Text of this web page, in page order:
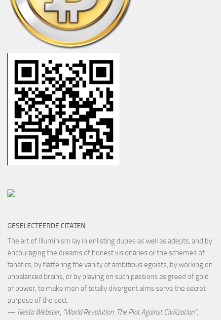
GESELECTEERDE CITATEN
The art of Illuminism lay in enlisting dupes as well as adepts, and by
encouraging the dreams of honest visionaries or the schemes of
fanatics, by flattering the vanity of ambitious egoists, by working on
unbalanced brains, or by playing on such passions as greed of gold
or power, to make men of totally divergent aims serve the secret
purpose of the sect.
— Nesta Webster, “World Revolution: The Plot Against Civilization”,